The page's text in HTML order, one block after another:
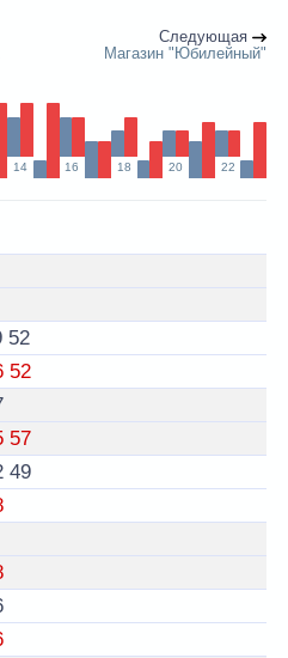
Следующая
Магазин "Юбилейный"
14 16 18 20 22
- остановка пл.
52
52
57
49